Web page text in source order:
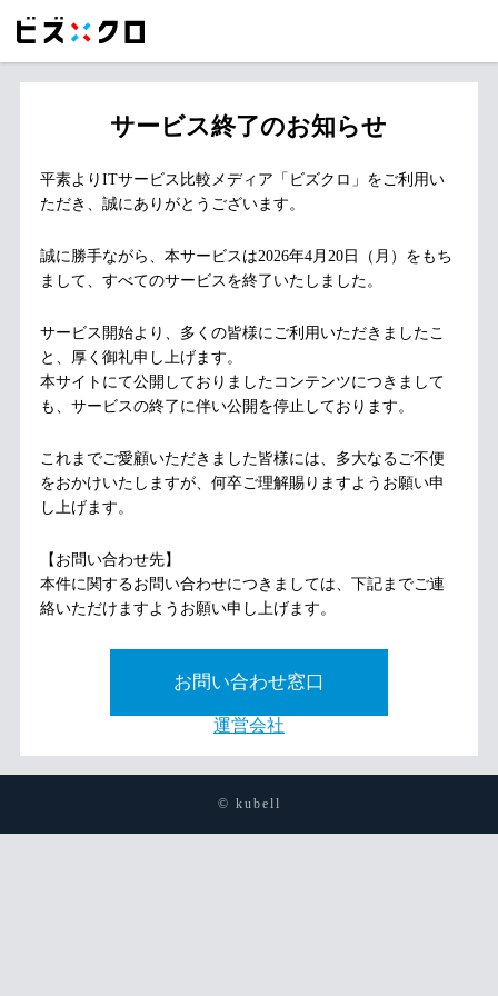
サービス終了のお知らせ
平素よりITサービス比較メディア「ビズクロ」をご利用い
ただき、誠にありがとうございます。
誠に勝手ながら、本サービスは2026年4月20日（月）をもち
まして、すべてのサービスを終了いたしました。
サービス開始より、多くの皆様にご利用いただきましたこ
と、厚く御礼申し上げます。
本サイトにて公開しておりましたコンテンツにつきまして
も、サービスの終了に伴い公開を停止しております。
これまでご愛顧いただきました皆様には、多大なるご不便
をおかけいたしますが、何卒ご理解賜りますようお願い申
し上げます。
【お問い合わせ先】
本件に関するお問い合わせにつきましては、下記までご連
絡いただけますようお願い申し上げます。
お問い合わせ窓口
運営会社
© kubell